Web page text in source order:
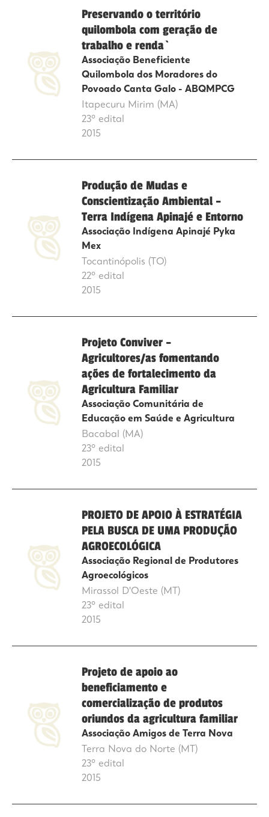
Preservando o território
quilombola com geração de
trabalho e renda`
Associação Beneficiente
Quilombola dos Moradores do
Povoado Canta Galo - ABQMPCG
Itapecuru Mirim (MA)
23º edital
2015
Produção de Mudas e
Conscientização Ambiental –
Terra Indígena Apinajé e Entorno
Associação Indígena Apinajé Pyka
Mex
Tocantinópolis (TO)
22º edital
2015
Projeto Conviver –
Agricultores/as fomentando
ações de fortalecimento da
Agricultura Familiar
Associação Comunitária de
Educação em Saúde e Agricultura
Bacabal (MA)
23º edital
2015
PROJETO DE APOIO À ESTRATÉGIA
PELA BUSCA DE UMA PRODUÇÃO
AGROECOLÓGICA
Associação Regional de Produtores
Agroecológicos
Mirassol D'Oeste (MT)
23º edital
2015
Projeto de apoio ao
beneficiamento e
comercialização de produtos
oriundos da agricultura familiar
Associação Amigos de Terra Nova
Terra Nova do Norte (MT)
23º edital
2015